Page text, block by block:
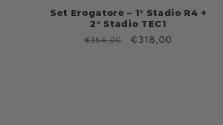
Set Erogatore – 1° Stadio R4 +
2° Stadio TEC1
Prezzo
€354,00
Prezzo
€318,00